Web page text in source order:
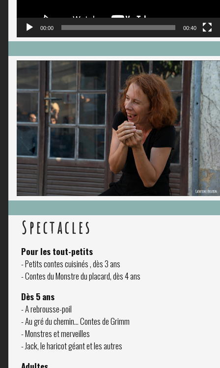
00:00 00:40
Spectacles
Pour les tout-petits
- Petits contes cuisinés , dès 3 ans
- Contes du Monstre du placard, dès 4 ans
Dès 5 ans
- A rebrousse-poil
- Au gré du chemin… Contes de Grimm
- Monstres et merveilles
- Jack, le haricot géant et les autres